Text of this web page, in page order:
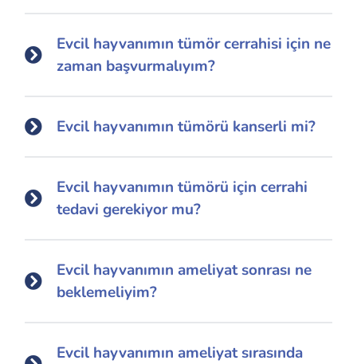
Evcil hayvanımın tümör cerrahisi için ne
zaman başvurmalıyım?
Evcil hayvanımın tümörü kanserli mi?
Evcil hayvanımın tümörü için cerrahi
tedavi gerekiyor mu?
Evcil hayvanımın ameliyat sonrası ne
beklemeliyim?
Evcil hayvanımın ameliyat sırasında